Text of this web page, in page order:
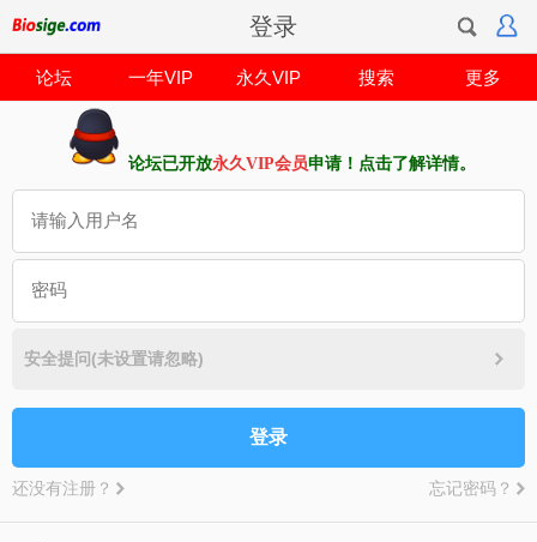
登录
论坛 一年VIP 永久VIP 搜索 更多
论坛已开放永久VIP会员申请！点击了解详情。
安全提问(未设置请忽略)
登录
还没有注册？ 忘记密码？